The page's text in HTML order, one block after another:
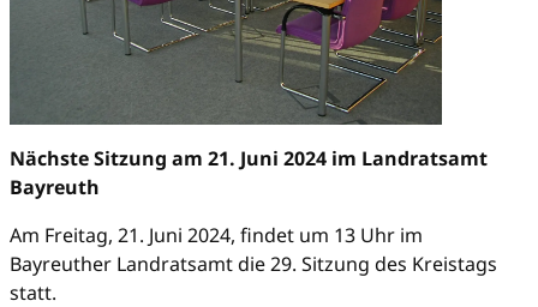
Nächste Sitzung am 21. Juni 2024 im Landratsamt
Bayreuth
Am Freitag, 21. Juni 2024, findet um 13 Uhr im
Bayreuther Landratsamt die 29. Sitzung des Kreistags
statt.